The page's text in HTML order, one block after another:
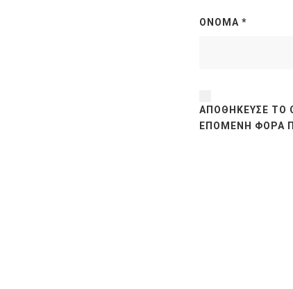
ΌΝΟΜΑ *
ΑΠΟΘΉΚΕΥΣΕ ΤΟ
ΕΠΌΜΕΝΗ ΦΟΡΆ